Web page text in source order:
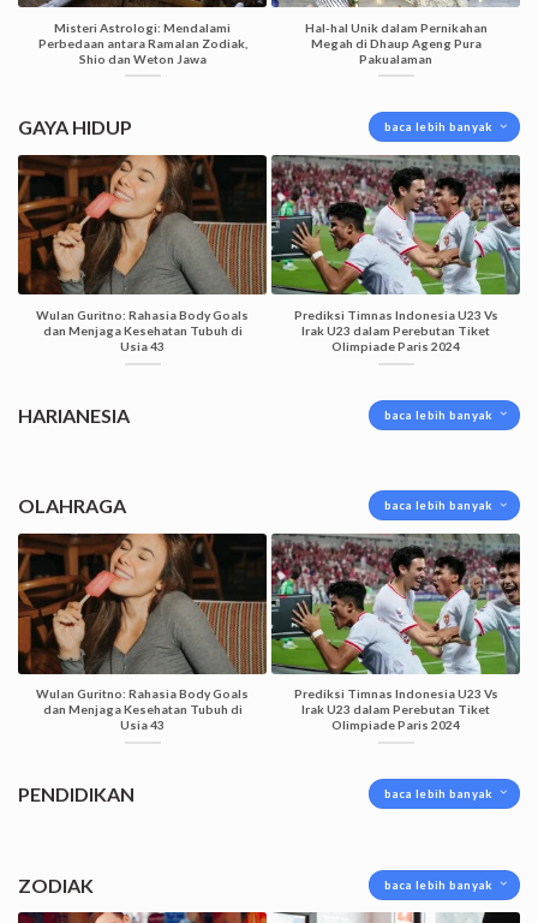
Misteri Astrologi: Mendalami
Perbedaan antara Ramalan Zodiak,
Shio dan Weton Jawa
Hal-hal Unik dalam Pernikahan
Megah di Dhaup Ageng Pura
Pakualaman
GAYA HIDUP baca lebih banyak
Wulan Guritno: Rahasia Body Goals
dan Menjaga Kesehatan Tubuh di
Usia 43
Prediksi Timnas Indonesia U23 Vs
Irak U23 dalam Perebutan Tiket
Olimpiade Paris 2024
HARIANESIA baca lebih banyak
OLAHRAGA baca lebih banyak
Wulan Guritno: Rahasia Body Goals
dan Menjaga Kesehatan Tubuh di
Usia 43
Prediksi Timnas Indonesia U23 Vs
Irak U23 dalam Perebutan Tiket
Olimpiade Paris 2024
PENDIDIKAN baca lebih banyak
ZODIAK baca lebih banyak